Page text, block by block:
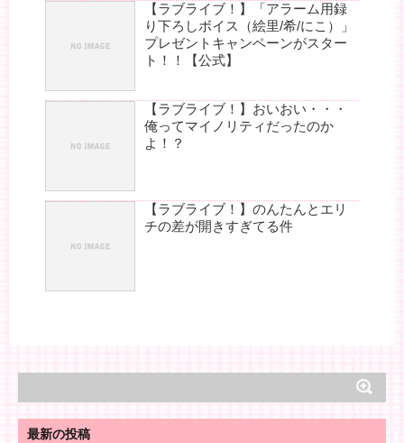
【ラブライブ！】「アラーム用録
り下ろしボイス（絵里/希/にこ）」
プレゼントキャンペーンがスター
ト！！【公式】
【ラブライブ！】おいおい・・・
俺ってマイノリティだったのか
よ！？
【ラブライブ！】のんたんとエリ
チの差が開きすぎてる件
最新の投稿